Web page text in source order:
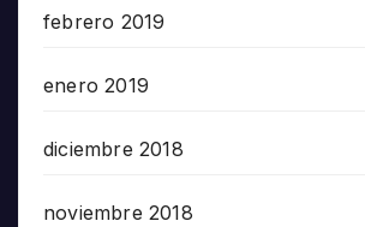
febrero 2019
enero 2019
diciembre 2018
noviembre 2018